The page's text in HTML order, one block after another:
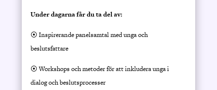
Under dagarna får du ta del av:
⦿ Inspirerande panelsamtal med unga och
beslutsfattare
⦿ Workshops och metoder för att inkludera unga i
dialog och beslutsprocesser